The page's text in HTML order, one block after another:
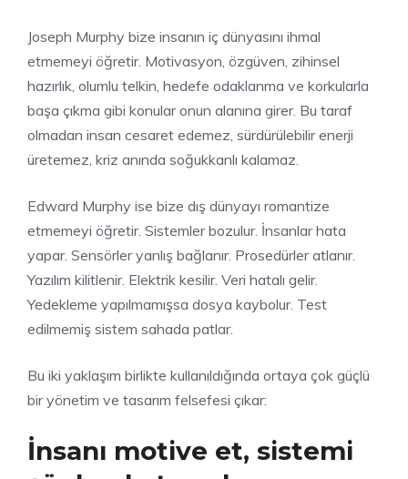
Joseph Murphy bize insanın iç dünyasını ihmal
etmemeyi öğretir. Motivasyon, özgüven, zihinsel
hazırlık, olumlu telkin, hedefe odaklanma ve korkularla
başa çıkma gibi konular onun alanına girer. Bu taraf
olmadan insan cesaret edemez, sürdürülebilir enerji
üretemez, kriz anında soğukkanlı kalamaz.
Edward Murphy ise bize dış dünyayı romantize
etmemeyi öğretir. Sistemler bozulur. İnsanlar hata
yapar. Sensörler yanlış bağlanır. Prosedürler atlanır.
Yazılım kilitlenir. Elektrik kesilir. Veri hatalı gelir.
Yedekleme yapılmamışsa dosya kaybolur. Test
edilmemiş sistem sahada patlar.
Bu iki yaklaşım birlikte kullanıldığında ortaya çok güçlü
bir yönetim ve tasarım felsefesi çıkar:
İnsanı motive et, sistemi